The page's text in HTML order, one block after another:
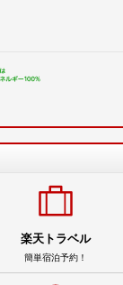
楽天トラベル
簡単宿泊予約！